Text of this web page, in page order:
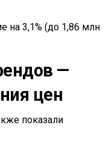
на 3,1% (до 1,86 млн
—
цен
показали